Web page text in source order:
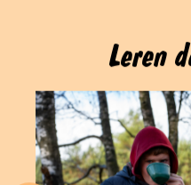
Leren